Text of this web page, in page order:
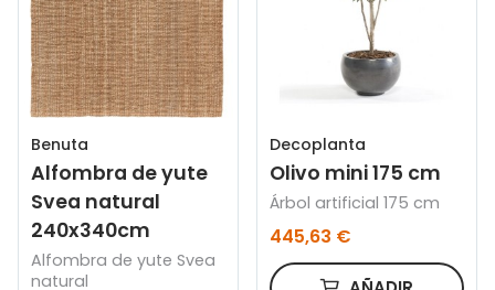
Benuta
Alfombra de yute
Svea natural
240x340cm
Alfombra de yute Svea
natural
Decoplanta
Olivo mini 175 cm
Árbol artificial 175 cm
445,63 €